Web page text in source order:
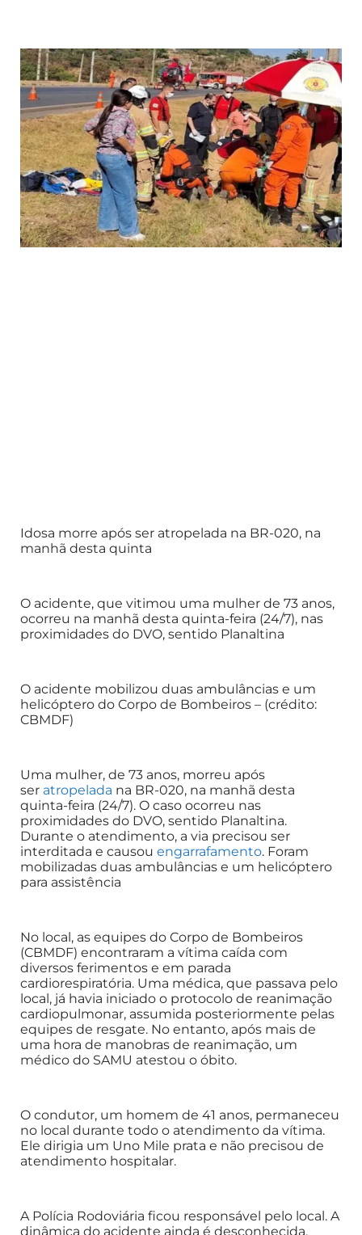
Idosa morre após ser atropelada na BR-020, na
manhã desta quinta
O acidente, que vitimou uma mulher de 73 anos,
ocorreu na manhã desta quinta-feira (24/7), nas
proximidades do DVO, sentido Planaltina
O acidente mobilizou duas ambulâncias e um
helicóptero do Corpo de Bombeiros – (crédito:
CBMDF)
Uma mulher, de 73 anos, morreu após
ser atropelada na BR-020, na manhã desta
quinta-feira (24/7). O caso ocorreu nas
proximidades do DVO, sentido Planaltina.
Durante o atendimento, a via precisou ser
interditada e causou engarrafamento. Foram
mobilizadas duas ambulâncias e um helicóptero
para assistência
No local, as equipes do Corpo de Bombeiros
(CBMDF) encontraram a vítima caída com
diversos ferimentos e em parada
cardiorespiratória. Uma médica, que passava pelo
local, já havia iniciado o protocolo de reanimação
cardiopulmonar, assumida posteriormente pelas
equipes de resgate. No entanto, após mais de
uma hora de manobras de reanimação, um
médico do SAMU atestou o óbito.
O condutor, um homem de 41 anos, permaneceu
no local durante todo o atendimento da vítima.
Ele dirigia um Uno Mile prata e não precisou de
atendimento hospitalar.
A Polícia Rodoviária ficou responsável pelo local. A
dinâmica do acidente ainda é desconhecida.